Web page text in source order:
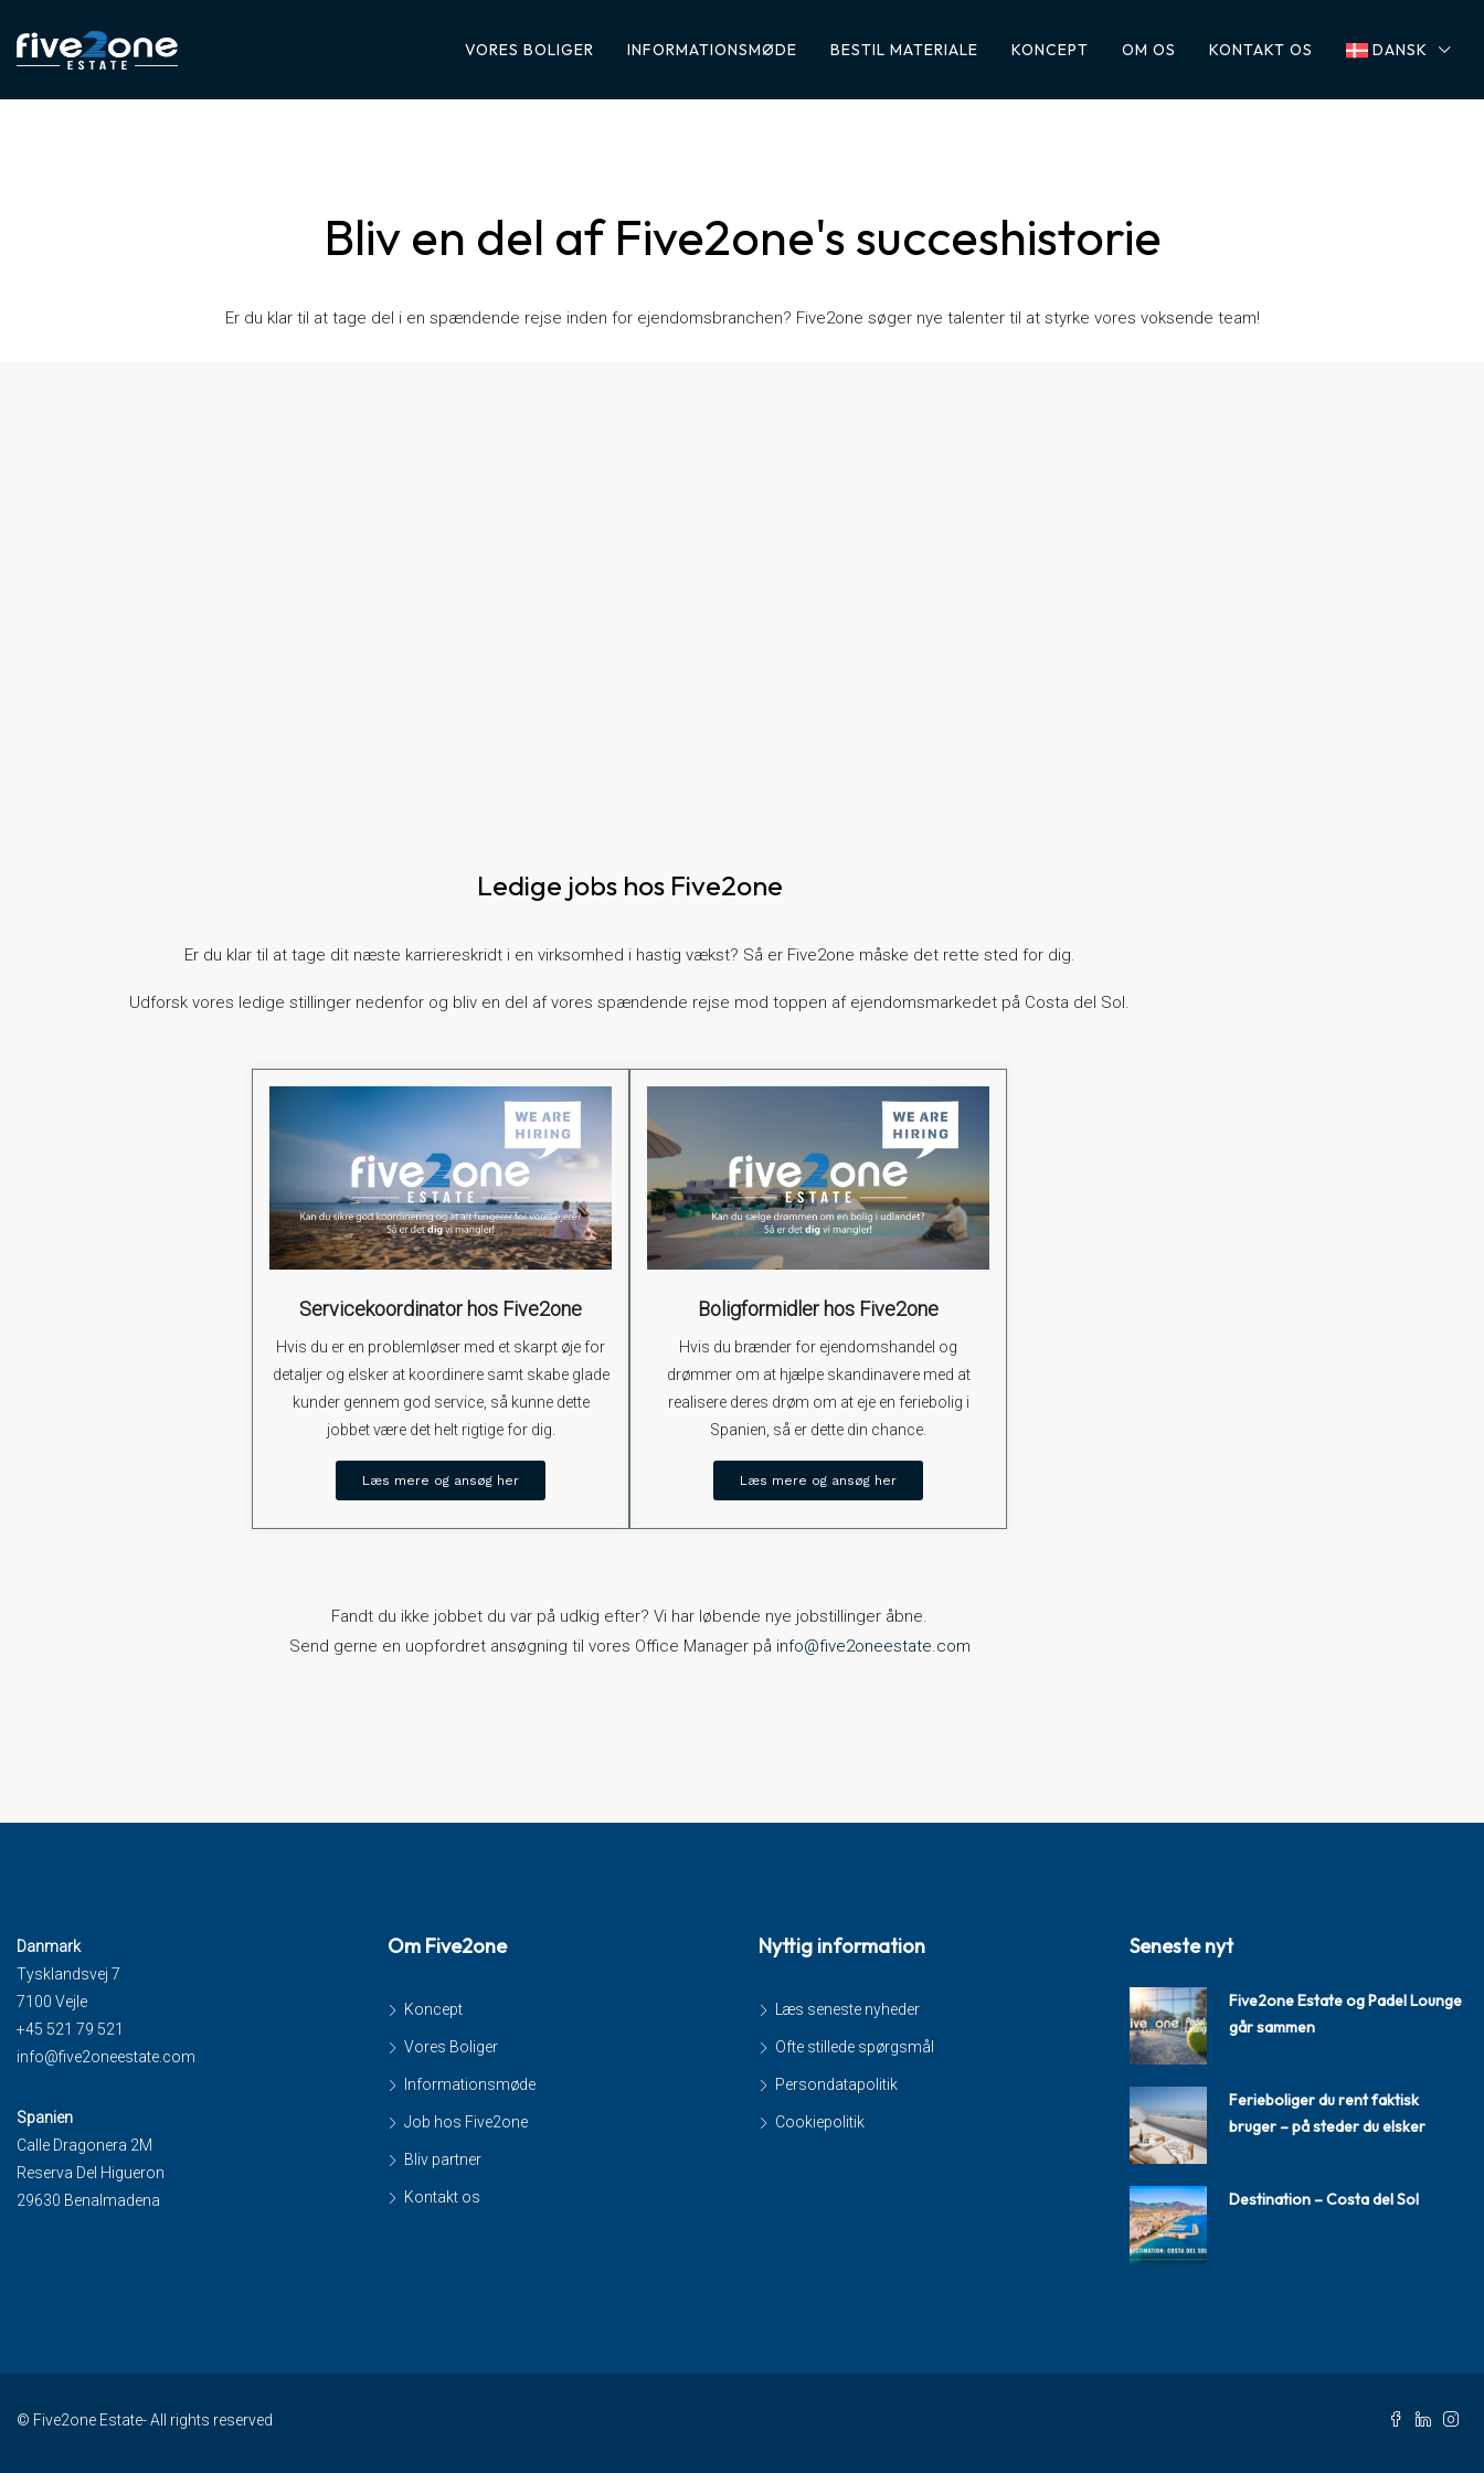
VORES BOLIGER INFORMATIONSMØDE BESTIL MATERIALE KONCEPT OM OS KONTAKT OS DANSK
Bliv en del af Five2one's succeshistorie
Er du klar til at tage del i en spændende rejse inden for ejendomsbranchen? Five2one søger nye talenter til at styrke vores voksende team!
Ledige jobs hos Five2one
Er du klar til at tage dit næste karriereskridt i en virksomhed i hastig vækst? Så er Five2one måske det rette sted for dig.
Udforsk vores ledige stillinger nedenfor og bliv en del af vores spændende rejse mod toppen af ejendomsmarkedet på Costa del Sol.
Servicekoordinator hos Five2one
Hvis du er en problemløser med et skarpt øje for
detaljer og elsker at koordinere samt skabe glade
kunder gennem god service, så kunne dette
jobbet være det helt rigtige for dig.
Læs mere og ansøg her
Boligformidler hos Five2one
Hvis du brænder for ejendomshandel og
drømmer om at hjælpe skandinavere med at
realisere deres drøm om at eje en feriebolig i
Spanien, så er dette din chance.
Læs mere og ansøg her
Fandt du ikke jobbet du var på udkig efter? Vi har løbende nye jobstillinger åbne.
Send gerne en uopfordret ansøgning til vores Office Manager på info@five2oneestate.com
Danmark
Tysklandsvej 7
7100 Vejle
+45 521 79 521
info@five2oneestate.com
Spanien
Calle Dragonera 2M
Reserva Del Higueron
29630 Benalmadena
Om Five2one
Koncept
Vores Boliger
Informationsmøde
Job hos Five2one
Bliv partner
Kontakt os
Nyttig information
Læs seneste nyheder
Ofte stillede spørgsmål
Persondatapolitik
Cookiepolitik
Seneste nyt
Five2one Estate og Padel Lounge
går sammen
Ferieboliger du rent faktisk
bruger – på steder du elsker
Destination – Costa del Sol
© Five2one Estate- All rights reserved